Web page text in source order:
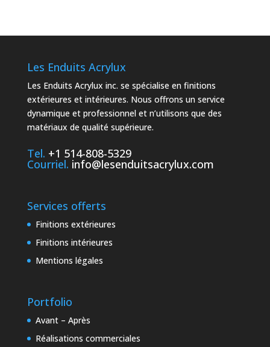
Les Enduits Acrylux
Les Enduits Acrylux inc. se spécialise en finitions
extérieures et intérieures. Nous offrons un service
dynamique et professionnel et n’utilisons que des
matériaux de qualité supérieure.
Tel. +1 514-808-5329
Courriel. info@lesenduitsacrylux.com
Services offerts
Finitions extérieures
Finitions intérieures
Mentions légales
Portfolio
Avant – Après
Réalisations commerciales